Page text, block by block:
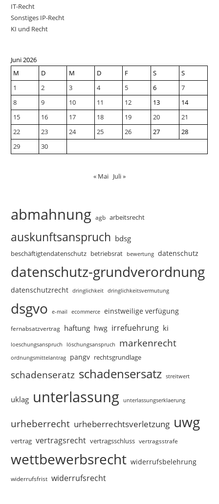
IT-Recht
Sonstiges IP-Recht
KI und Recht
Juni 2026
M
D M D F S
S
1
2 3 4 5 6
7
8
9 10 11 12 13
14
15
16 17 18 19 20
21
22
23 24 25 26 27
28
29
30
« Mai Juli »
abmahnung agb arbeitsrecht
auskunftsanspruch bdsg
beschäftigtendatenschutz betriebsrat bewertung datenschutz
datenschutz-grundverordnung
datenschutzrecht dringlichkeit dringlichkeitsvermutung
dsgvo e-mail ecommerce einstweilige verfügung
fernabsatzvertrag haftung hwg irrefuehrung ki
loeschungsanspruch löschungsanspruch markenrecht
ordnungsmittelantrag pangv rechtsgrundlage
schadenseratz schadensersatz streitwert
uklag unterlassung unterlassungserklaerung
urheberrecht urheberrechtsverletzung uwg
vertrag vertragsrecht vertragsschluss vertragsstrafe
wettbewerbsrecht widerrufsbelehrung
widerrufsfrist widerrufsrecht